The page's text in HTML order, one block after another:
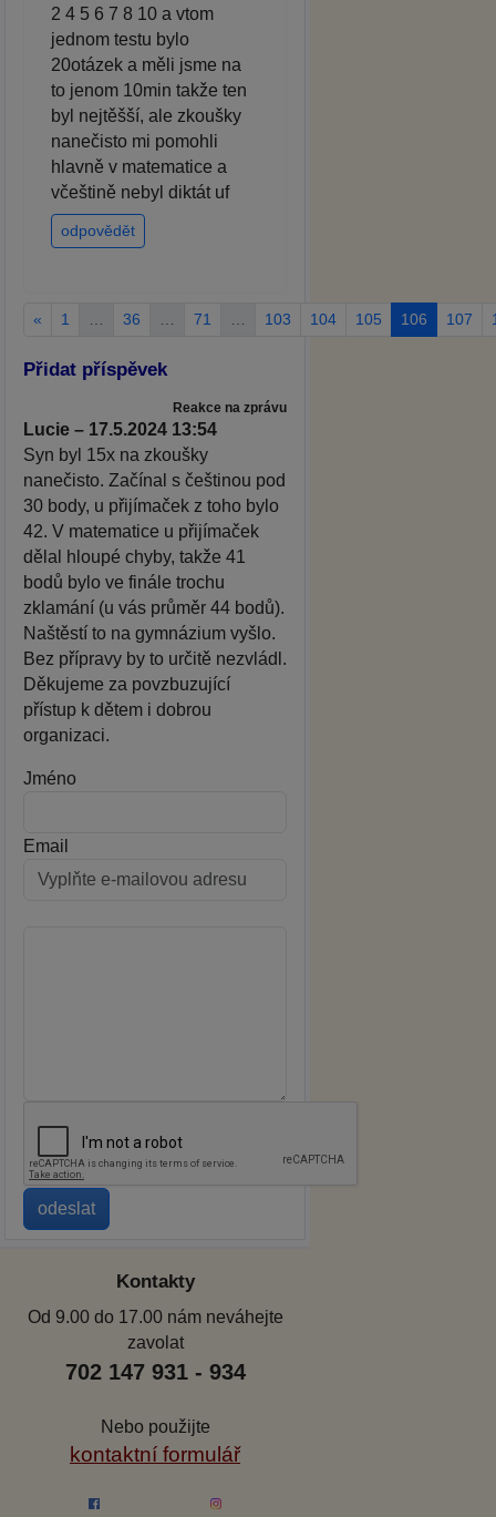
2 4 5 6 7 8 10 a vtom
jednom testu bylo
20otázek a měli jsme na
to jenom 10min takže ten
byl nejtěšší, ale zkoušky
nanečisto mi pomohli
hlavně v matematice a
včeštině nebyl diktát uf
odpovědět
« 1 … 36 … 71 … 103 104 105 106 107
Přidat příspěvek
Reakce na zprávu
Lucie – 17.5.2024 13:54
Syn byl 15x na zkoušky
nanečisto. Začínal s češtinou pod
30 body, u přijímaček z toho bylo
42. V matematice u přijímaček
dělal hloupé chyby, takže 41
bodů bylo ve finále trochu
zklamání (u vás průměr 44 bodů).
Naštěstí to na gymnázium vyšlo.
Bez přípravy by to určitě nezvládl.
Děkujeme za povzbuzující
přístup k dětem i dobrou
organizaci.
Jméno
Email
Kontakty
Od 9.00 do 17.00 nám neváhejte
zavolat
702 147 931 - 934
Nebo použijte
kontaktní formulář